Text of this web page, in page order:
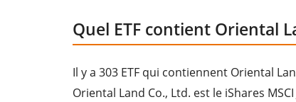
Quel ETF contient Oriental
Il y a 303 ETF qui contiennent Oriental
Oriental Land Co., Ltd. est le iShares MSCI